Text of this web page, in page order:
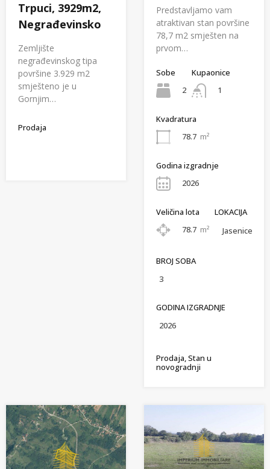
Trpuci, 3929m2,
Negrađevinsko
Zemljište
negrađevinskog tipa
površine 3.929 m2
smješteno je u
Gornjim…
Prodaja
Predstavljamo vam
atraktivan stan površine
78,7 m2 smješten na
prvom…
Sobe
2
Kupaonice
1
Kvadratura
78.7 m²
Godina izgradnje
2026
Veličina lota
78.7 m²
LOKACIJA
Jasenice
BROJ SOBA
3
GODINA IZGRADNJE
2026
Prodaja, Stan u
novogradnji